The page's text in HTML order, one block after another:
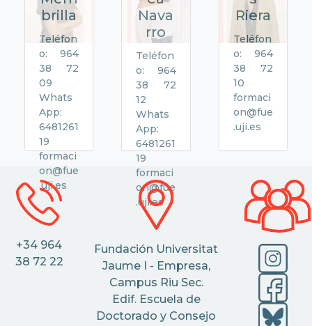
brilla
Teléfon
o: 964
38 72
09
Whats
App:
6481261
19
formaci
on@fue
.uji.es
Nava
rro
Teléfon
o: 964
38 72
12
Whats
App:
6481261
19
formaci
on@fue
.uji.es
Riera
Teléfon
o: 964
38 72
10
formaci
on@fue
.uji.es
+34 964
38 72 22
Fundación Universitat
Jaume I - Empresa,
Campus Riu Sec.
Edif. Escuela de
Doctorado y Consejo